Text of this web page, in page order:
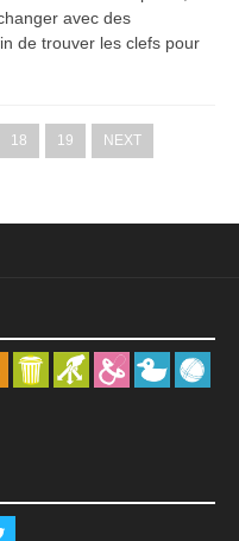
avec des
de trouver les clefs pour
18 19 NEXT